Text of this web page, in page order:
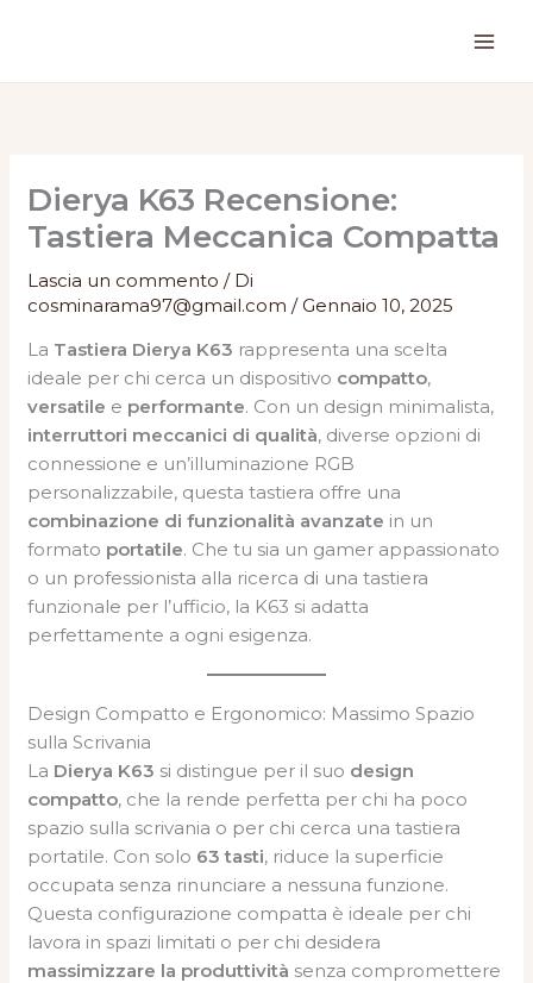
Dierya K63 Recensione:
Tastiera Meccanica Compatta
Lascia un commento / Di
cosminarama97@gmail.com/Gennaio 10, 2025
La Tastiera Dierya K63 rappresenta una scelta
ideale per chi cerca un dispositivo compatto,
versatile e performante. Con un design minimalista,
interruttori meccanici di qualità, diverse opzioni di
connessione e un’illuminazione RGB
personalizzabile, questa tastiera offre una
combinazione di funzionalità avanzate in un
formato portatile. Che tu sia un gamer appassionato
o un professionista alla ricerca di una tastiera
funzionale per l’ufficio, la K63 si adatta
perfettamente a ogni esigenza.
Design Compatto e Ergonomico: Massimo Spazio
sulla Scrivania
La Dierya K63 si distingue per il suo design
compatto, che la rende perfetta per chi ha poco
spazio sulla scrivania o per chi cerca una tastiera
portatile. Con solo 63 tasti, riduce la superficie
occupata senza rinunciare a nessuna funzione.
Questa configurazione compatta è ideale per chi
lavora in spazi limitati o per chi desidera
massimizzare la produttività senza compromettere